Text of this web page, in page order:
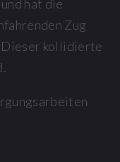
hat die
Zug
Dieser kollidierte